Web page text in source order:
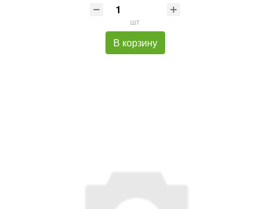
шт
В корзину